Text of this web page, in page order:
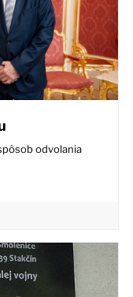
odvolania